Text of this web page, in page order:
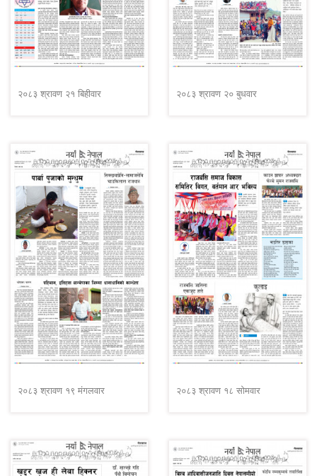
२०८३ श्रावण २१ बिहीवार २०८३ श्रावण २० बुधवार
२०८३ श्रावण १९ मंगलवार २०८३ श्रावण १८ सोमवार